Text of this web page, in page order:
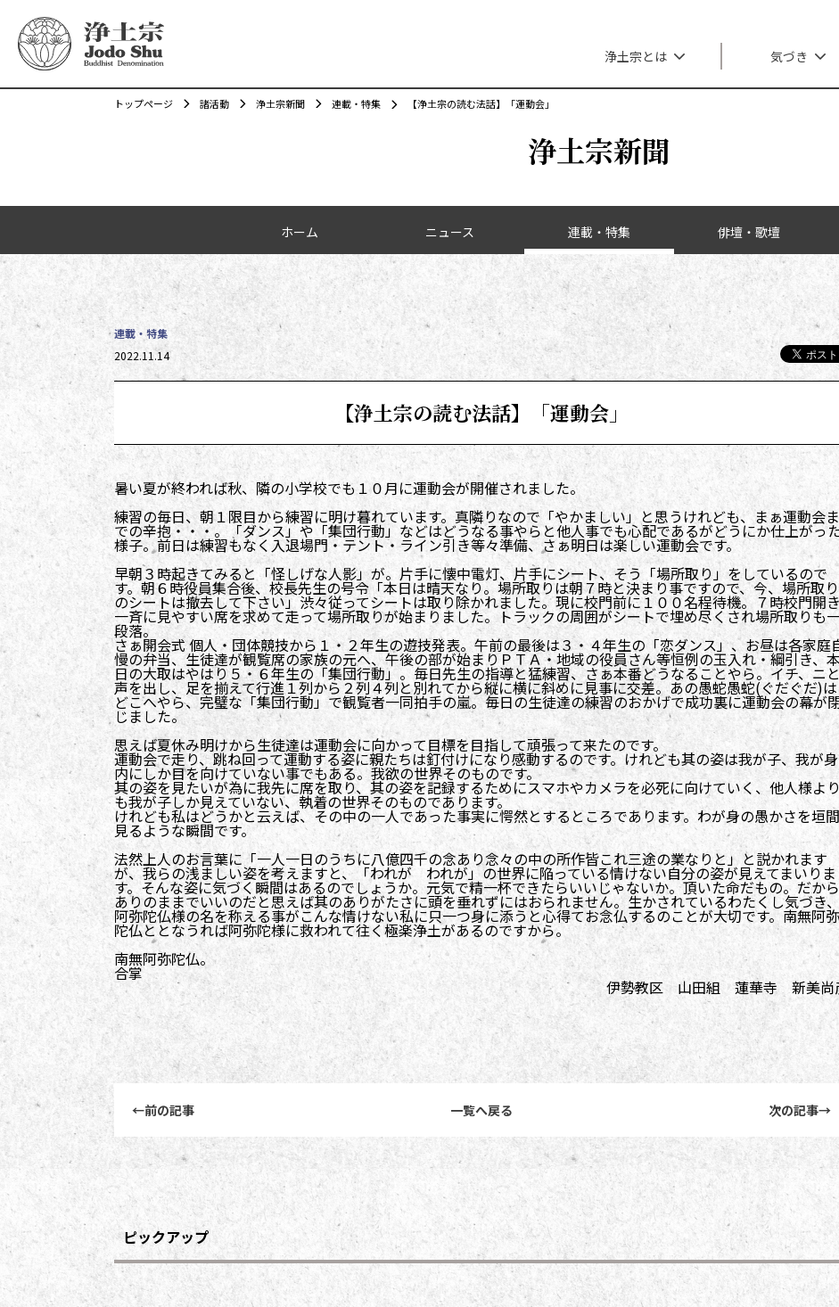
メインナビゲーション
浄土宗とは 気づき
浄土宗新聞
トップページ 諸活動 浄土宗新聞 連載・特集 【浄土宗の読む法話】「運動会」
ホーム ニュース 連載・特集 俳壇・歌壇
【浄土宗の読む法話】「運動会」
連載・特集
投稿日時
2022.11.14
暑い夏が終われば秋、隣の小学校でも１０月に運動会が開催されました。
練習の毎日、朝１限目から練習に明け暮れています。真隣りなので「やかましい」と思うけれども、まぁ運動会ま
での辛抱・・・。「ダンス」や「集団行動」などはどうなる事やらと他人事でも心配であるがどうにか仕上がっ
様子。前日は練習もなく入退場門・テント・ライン引き等々準備、さぁ明日は楽しい運動会です。
早朝３時起きてみると「怪しげな人影」が。片手に懐中電灯、片手にシート、そう「場所取り」をしているので
す。朝６時役員集合後、校長先生の号令「本日は晴天なり。場所取りは朝７時と決まり事ですので、今、場所取り
のシートは撤去して下さい」渋々従ってシートは取り除かれました。現に校門前に１００名程待機。７時校門開き
一斉に見やすい席を求めて走って場所取りが始まりました。トラックの周囲がシートで埋め尽くされ場所取りも
段落。
さぁ開会式 個人・団体競技から１・２年生の遊技発表。午前の最後は３・４年生の「恋ダンス」、お昼は各家庭
慢の弁当、生徒達が観覧席の家族の元へ、午後の部が始まりＰＴＡ・地域の役員さん等恒例の玉入れ・綱引き、
日の大取はやはり５・６年生の「集団行動」。毎日先生の指導と猛練習、さぁ本番どうなることやら。イチ、ニと
声を出し、足を揃えて行進１列から２列４列と別れてから縦に横に斜めに見事に交差。あの愚蛇愚蛇(ぐだぐだ)は
どこへやら、完璧な「集団行動」で観覧者一同拍手の嵐。毎日の生徒達の練習のおかげで成功裏に運動会の幕が
じました。
思えば夏休み明けから生徒達は運動会に向かって目標を目指して頑張って来たのです。
運動会で走り、跳ね回って運動する姿に親たちは釘付けになり感動するのです。けれども其の姿は我が子、我が身
内にしか目を向けていない事でもある。我欲の世界そのものです。
其の姿を見たいが為に我先に席を取り、其の姿を記録するためにスマホやカメラを必死に向けていく、他人様より
も我が子しか見えていない、執着の世界そのものであります。
けれども私はどうかと云えば、その中の一人であった事実に愕然とするところであります。わが身の愚かさを垣間
見るような瞬間です。
法然上人のお言葉に「一人一日のうちに八億四千の念あり念々の中の所作皆これ三途の業なりと」と説かれます
が、我らの浅ましい姿を考えますと、「われが われが」の世界に陥っている情けない自分の姿が見えてまいりま
す。そんな姿に気づく瞬間はあるのでしょうか。元気で精一杯できたらいいじゃないか。頂いた命だもの。だから
ありのままでいいのだと思えば其のありがたさに頭を垂れずにはおられません。生かされているわたくし気づき、
阿弥陀仏様の名を称える事がこんな情けない私に只一つ身に添うと心得てお念仏するのことが大切です。南無阿弥
陀仏ととなうれば阿弥陀様に救われて往く極楽浄土があるのですから。
南無阿弥陀仏。
合掌
伊勢教区 山田組 蓮華寺 新美尚
←前の記事 一覧へ戻る 次の記事→
ピックアップ